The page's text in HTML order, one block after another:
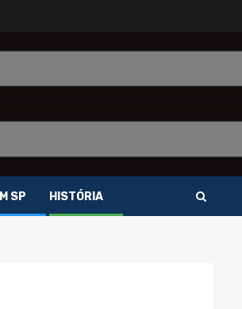
SP HISTÓRIA